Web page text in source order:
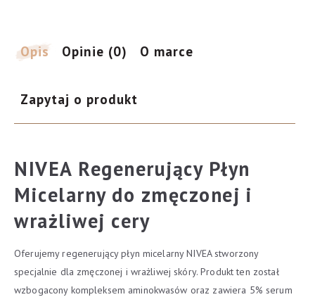
5%
serum
ml
Opis Opinie (0) O marce
Zapytaj o produkt
NIVEA Regenerujący Płyn
Micelarny do zmęczonej i
wrażliwej cery
Oferujemy regenerujący płyn micelarny NIVEA stworzony
specjalnie dla zmęczonej i wrażliwej skóry. Produkt ten został
wzbogacony kompleksem aminokwasów oraz zawiera 5% serum